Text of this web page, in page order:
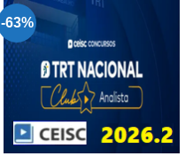
-63%